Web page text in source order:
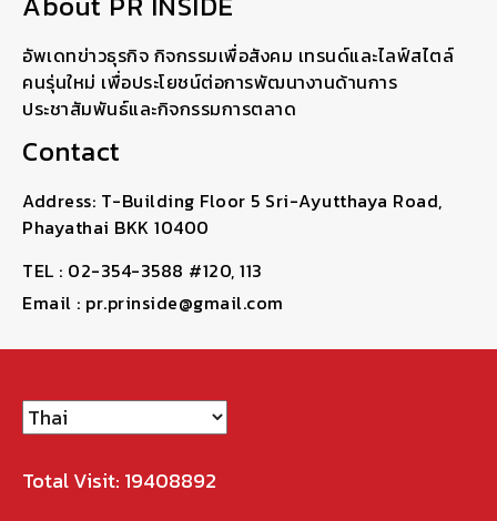
อัพเดทข่าวธุรกิจ กิจกรรมเพื่อสังคม เทรนด์และไลฟ์สไตล์
คนรุ่นใหม่ เพื่อประโยชน์ต่อการพัฒนางานด้านการ
ประชาสัมพันธ์และกิจกรรมการตลาด
Contact
Address: T-Building Floor 5 Sri-Ayutthaya Road,
Phayathai BKK 10400
TEL : 02-354-3588 #120, 113
Email : pr.prinside@gmail.com
Total Visit: 19408892